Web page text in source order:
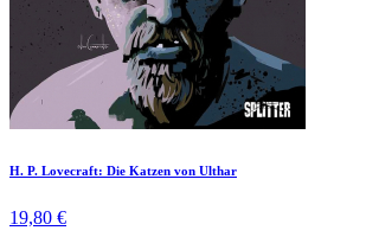
H. P. Lovecraft: Die Katzen von Ulthar
19,80 €